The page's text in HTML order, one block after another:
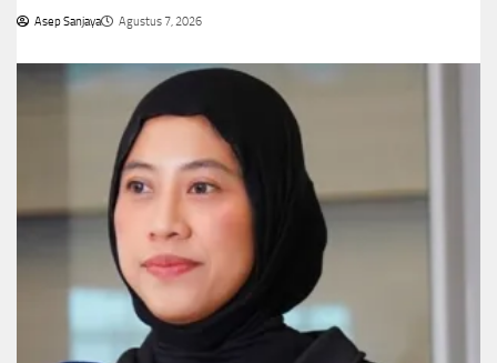
Asep Sanjaya Agustus 7, 2026